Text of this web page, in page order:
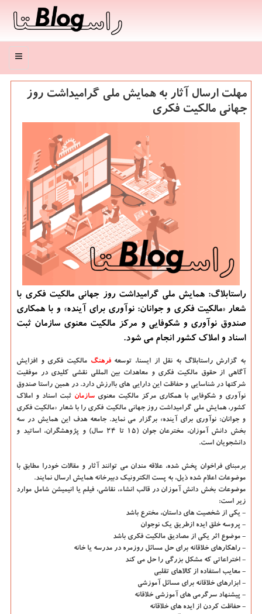
منو
مهلت ارسال آثار به همایش ملی گرامیداشت روز
جهانی مالکیت فکری
راستابلاگ: همایش ملی گرامیداشت روز جهانی مالکیت فکری با
شعار «مالکیت فکری و جوانان: نوآوری برای آینده» و با همکاری
صندوق نوآوری و شکوفایی و مرکز مالکیت معنوی سازمان ثبت
اسناد و املاک کشور انجام می شود.
به گزارش راستابلاگ به نقل از ایسنا، توسعهفرهنگ مالکیت فکری و افزایش
آگاهی از حقوق مالکیت فکری و معاهدات بین المللی نقشی کلیدی در موفقیت
شرکتها در شناسایی و حفاظت این دارایی های باارزش دارد. در همین راستا صندوق
نوآوری و شکوفایی با همکاری مرکز مالکیت معنوی سازمان ثبت اسناد و املاک
کشور، همایش ملی گرامیداشت روز جهانی مالکیت فکری را با شعار «مالکیت فکری
و جوانان: نوآوری برای آینده» برگزار می نماید. جامعه هدف این همایش در سه
بخش دانش آموزان، مخترعان جوان (۱۵ تا ۲۴ سال) و پژوهشگران، اساتید و
دانشجویان است.
برمبنای فراخوان پخش شده، علاقه مندان می توانند آثار و مقالات خودرا مطابق با
موضوعات اعلام شده ذیل، به پست الکترونیک دبیرخانه همایش ارسال نمایند.
موضوعات بخش دانش آموزان در قالب انشاء، نقاشی، فیلم یا انیمیشن شامل موارد
زیر است:
- یکی از شخصیت های داستان، مخترع باشد
- پروسه خلق ایده ازطریق یک نوجوان
- موضوع اثر یکی از مصادیق مالکیت فکری باشد
- راهکارهای خلاقانه برای حل مسائل روزمره در مدرسه یا خانه
- اختراعاتی که مشکل بزرگی را حل می کند
- معایب استفاده از کالاهای تقلبی
- ابزارهای خلاقانه برای مسائل آموزشی
- پیشنهاد سرگرمی های آموزشی خلاقانه
- حفاظت کردن از ایده های خلاقانه